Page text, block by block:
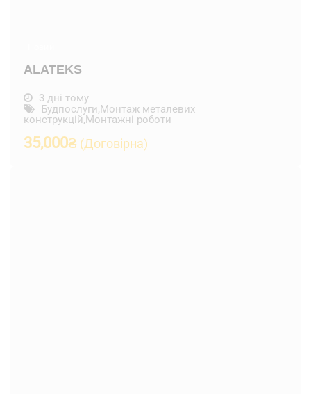
ALATEKS
3 дні тому
Будпослуги,Монтаж металевих
конструкцій,Монтажні роботи
35,000₴ (Договірна)